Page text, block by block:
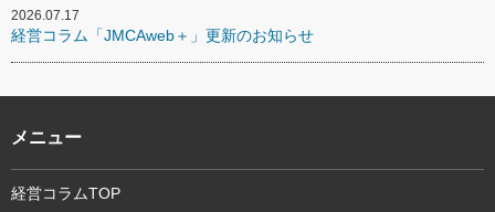
2026.07.17
経営コラム「JMCAweb＋」更新のお知らせ
メニュー
経営コラムTOP